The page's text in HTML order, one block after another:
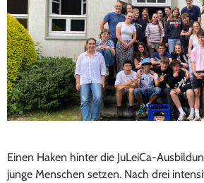
Einen Haken hinter die JuLeiCa-
junge Menschen setzen. Nach drei